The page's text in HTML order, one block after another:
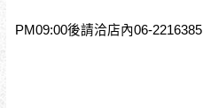
PM09:00後請洽店內06-2216385